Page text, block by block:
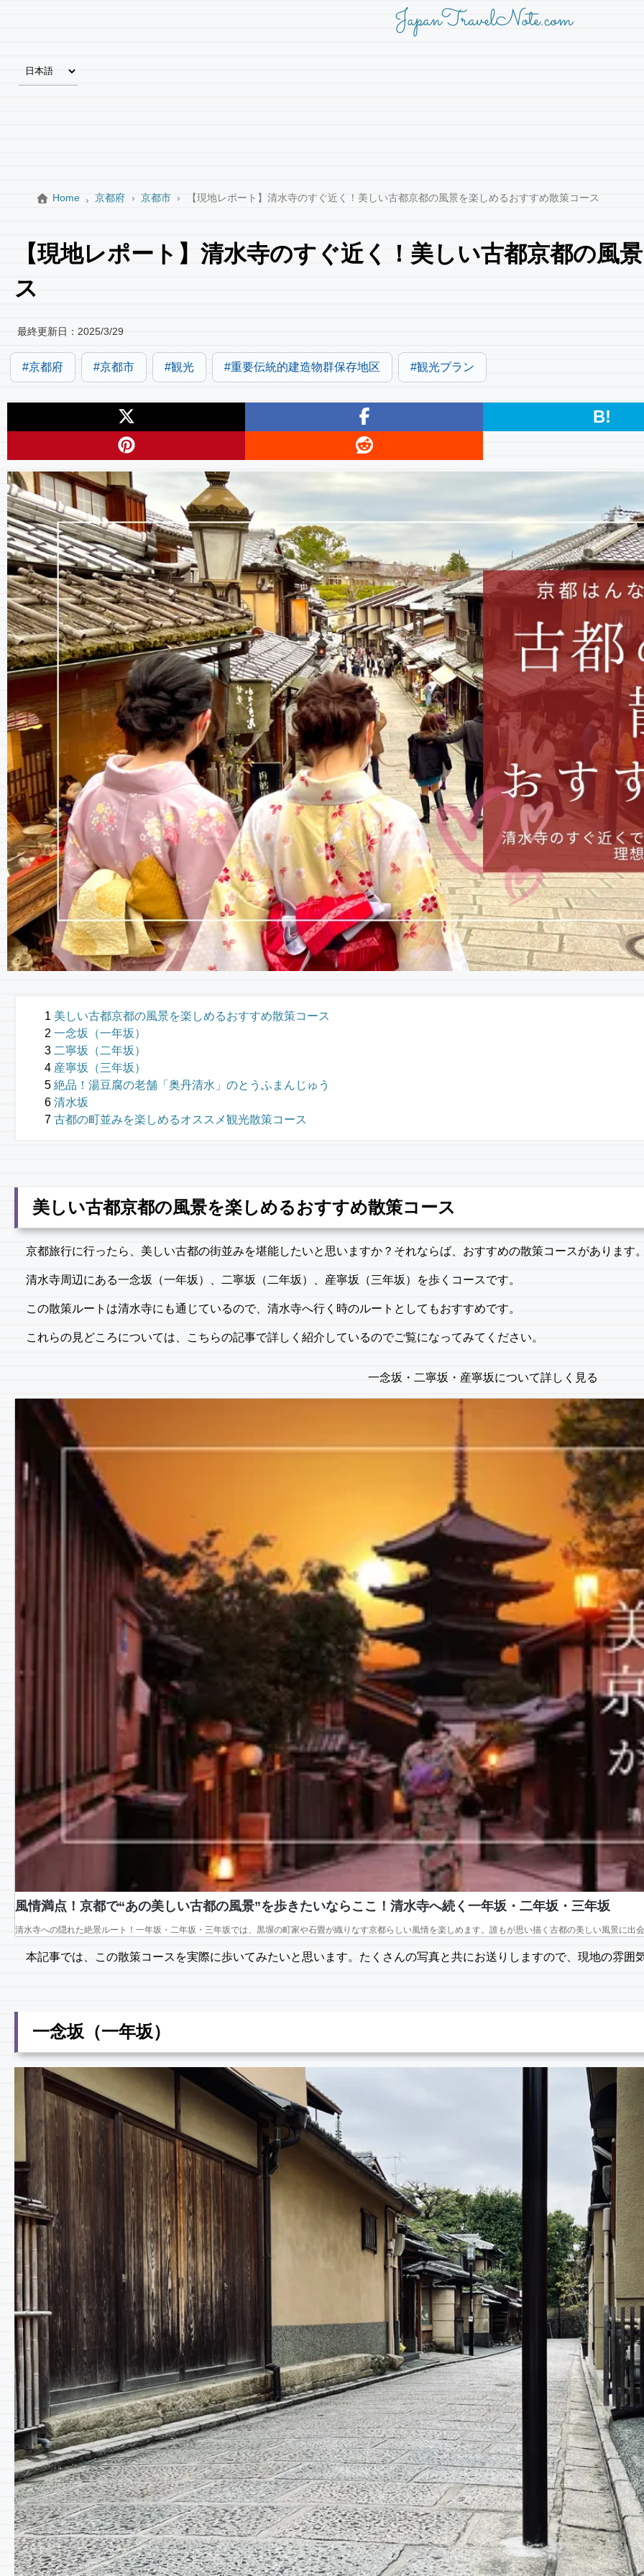
JapanTravelNote.com
Home 京都府 京都市 【現地レポート】清水寺のすぐ近く！美しい古都京都の風景を楽しめるおすすめ散策コース
【現地レポート】清水寺のすぐ近く！美しい古都京都の風
ス
最終更新日： 2025/3/29
京都府 京都市 観光 重要伝統的建造物群保存地区 観光プラン
B!
美しい古都京都の風景を楽しめるおすすめ散策コース
一念坂（一年坂）
二寧坂（二年坂）
産寧坂（三年坂）
絶品！湯豆腐の老舗「奥丹清水」のとうふまんじゅう
清水坂
古都の町並みを楽しめるオススメ観光散策コース
美しい古都京都の風景を楽しめるおすすめ散策コース
京都旅行に行ったら、美しい古都の街並みを堪能したいと思いますか？それならば、おすすめの散策コースがあります
清水寺周辺にある一念坂（一年坂）、二寧坂（二年坂）、産寧坂（三年坂）を歩くコースです。
この散策ルートは清水寺にも通じているので、清水寺へ行く時のルートとしてもおすすめです。
これらの見どころについては、こちらの記事で詳しく紹介しているのでご覧になってみてください。
一念坂・二寧坂・産寧坂について詳しく見る
風情満点！京都で“あの美しい古都の風景”を歩きたいならここ！清水寺へ続く一年坂・二年坂・三年坂
清水寺への隠れた絶景ルート！一年坂・二年坂・三年坂では、黒塀の町家や石畳が織りなす京都らしい風情を楽しめます。誰もが思い描く古都の美しい風景に出
本記事では、この散策コースを実際に歩いてみたいと思います。たくさんの写真と共にお送りしますので、現地の雰囲
一念坂（一年坂）